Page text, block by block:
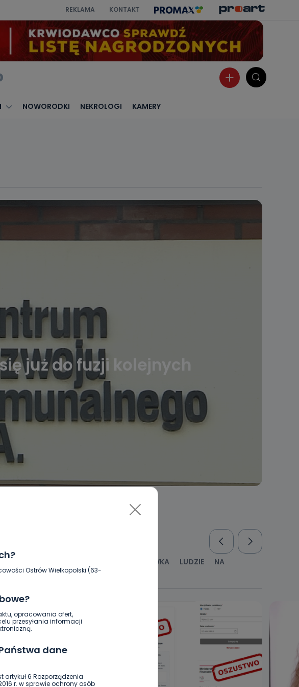
REKLAMA KONTAKT
NOWORODKI NEKROLOGI KAMERY
Ostrów Wielkopolski (63-
opracowania ofert,
przesyłania informacji
dane
6 Rozporządzenia
r. w sprawie ochrony osób
już do fuzji kolejnych
KULTURA I ROZRYWKA LUDZIE
NA
ŚWIĘTYCH WYWIADY